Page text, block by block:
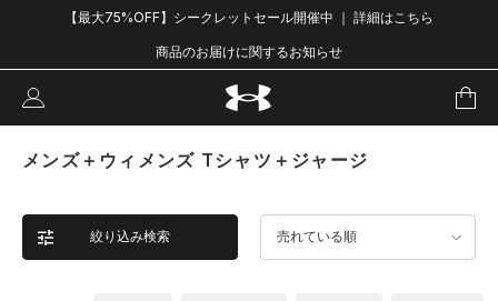
【最大75%OFF】シークレットセール開催中 ｜ 詳細はこちら
商品のお届けに関するお知らせ
メンズ＋ウィメンズ Tシャツ＋ジャージ
絞り込み検索 売れている順